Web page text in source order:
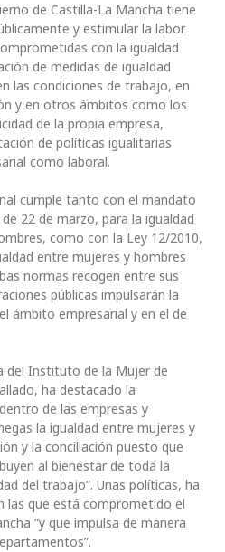
de Castilla-La Mancha tiene
y estimular la labor
con la igualdad
de medidas de igualdad
las condiciones de trabajo, en
y en otros ámbitos como los
de la propia empresa,
de políticas igualitarias
como laboral.
cumple tanto con el mandato
22 de marzo, para la igualdad
como con la Ley 12/2010,
entre mujeres y hombres
normas recogen entre sus
públicas impulsarán la
ámbito empresarial y en el de
del Instituto de la Mujer de
ha destacado la
de las empresas y
la igualdad entre mujeres y
y la conciliación puesto que
al bienestar de toda la
del trabajo”. Unas políticas, ha
las que está comprometido el
“y que impulsa de manera